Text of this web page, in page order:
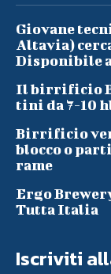
Giovane
Altavia)
Disponibile
Il birrificio
tini da 7-10
Birrificio
blocco o
rame
Ergo
Tutta Italia
Iscriviti